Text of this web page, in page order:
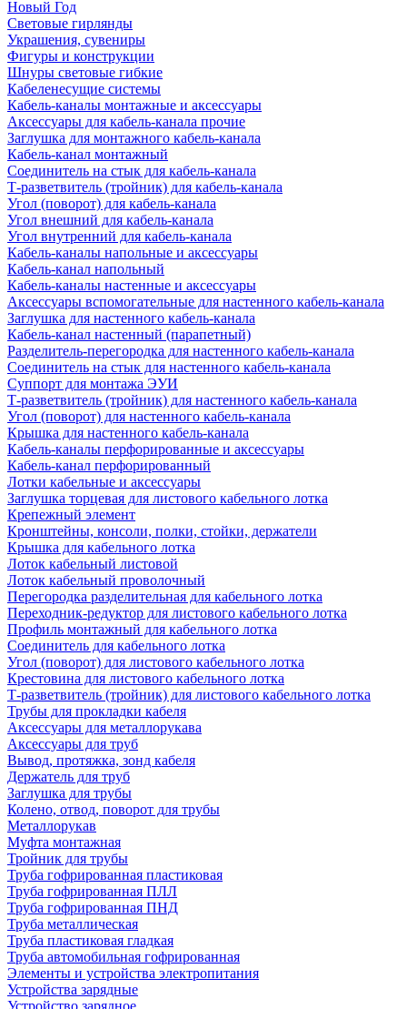
Новый Год
Световые гирлянды
Украшения, сувениры
Фигуры и конструкции
Шнуры световые гибкие
Кабеленесущие системы
Кабель-каналы монтажные и аксессуары
Аксессуары для кабель-канала прочие
Заглушка для монтажного кабель-канала
Кабель-канал монтажный
Соединитель на стык для кабель-канала
Т-разветвитель (тройник) для кабель-канала
Угол (поворот) для кабель-канала
Угол внешний для кабель-канала
Угол внутренний для кабель-канала
Кабель-каналы напольные и аксессуары
Кабель-канал напольный
Кабель-каналы настенные и аксессуары
Аксессуары вспомогательные для настенного кабель-канала
Заглушка для настенного кабель-канала
Кабель-канал настенный (парапетный)
Разделитель-перегородка для настенного кабель-канала
Соединитель на стык для настенного кабель-канала
Суппорт для монтажа ЭУИ
Т-разветвитель (тройник) для настенного кабель-канала
Угол (поворот) для настенного кабель-канала
Крышка для настенного кабель-канала
Кабель-каналы перфорированные и аксессуары
Кабель-канал перфорированный
Лотки кабельные и аксессуары
Заглушка торцевая для листового кабельного лотка
Крепежный элемент
Кронштейны, консоли, полки, стойки, держатели
Крышка для кабельного лотка
Лоток кабельный листовой
Лоток кабельный проволочный
Перегородка разделительная для кабельного лотка
Переходник-редуктор для листового кабельного лотка
Профиль монтажный для кабельного лотка
Соединитель для кабельного лотка
Угол (поворот) для листового кабельного лотка
Крестовина для листового кабельного лотка
Т-разветвитель (тройник) для листового кабельного лотка
Трубы для прокладки кабеля
Аксессуары для металлорукава
Аксессуары для труб
Вывод, протяжка, зонд кабеля
Держатель для труб
Заглушка для трубы
Колено, отвод, поворот для трубы
Металлорукав
Муфта монтажная
Тройник для трубы
Труба гофрированная пластиковая
Труба гофрированная ПЛЛ
Труба гофрированная ПНД
Труба металлическая
Труба пластиковая гладкая
Труба автомобильная гофрированная
Элементы и устройства электропитания
Устройства зарядные
Устройство зарядное